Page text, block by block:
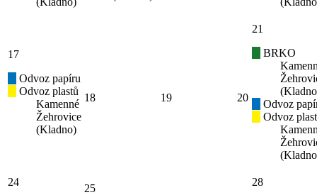
17
Odvoz papíru
Odvoz plastů
Kamenné
Žehrovice
(Kladno)
18 19 20
21
BRKO
Odvoz
Odvoz
24
25
28